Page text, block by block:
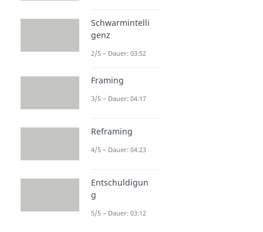
Schwarmintelli
genz
2/5 – Dauer: 03:52
Framing
3/5 – Dauer: 04:17
Reframing
4/5 – Dauer: 04:23
Entschuldigun
g
5/5 – Dauer: 03:12